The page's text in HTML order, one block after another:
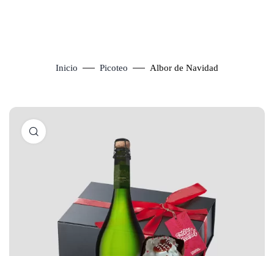
Inicio Picoteo Albor de Navidad